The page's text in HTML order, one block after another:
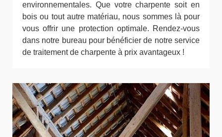
environnementales. Que votre charpente soit en
bois ou tout autre matériau, nous sommes là pour
vous offrir une protection optimale. Rendez-vous
dans notre bureau pour bénéficier de notre service
de traitement de charpente à prix avantageux !